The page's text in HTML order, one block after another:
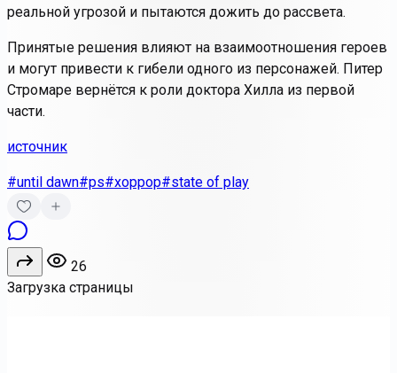
реальной угрозой и пытаются дожить до рассвета.
Принятые решения влияют на взаимоотношения героев
и могут привести к гибели одного из персонажей. Питер
Стромаре вернётся к роли доктора Хилла из первой
части.
источник
#until dawn#ps#хоррор#state of play
26
Загрузка страницы